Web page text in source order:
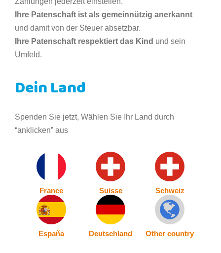
Ihre Patenschaft ist als gemeinnützig anerkannt
und damit von der Steuer absetzbar.
Ihre Patenschaft respektiert das Kind und sein
Umfeld.
Dein Land
Spenden Sie jetzt, Wählen Sie Ihr Land durch
“anklicken” aus
France Suisse Schweiz
España Deutschland Other country